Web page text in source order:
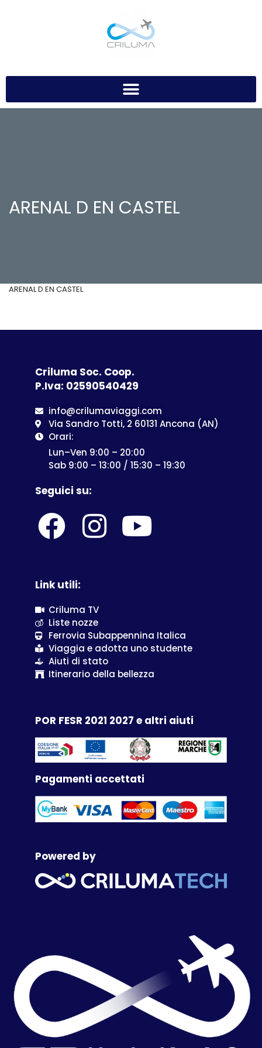
ARENAL D EN CASTEL
ARENAL D EN CASTEL
Criluma Soc. Coop.
P.Iva: 02590540429
info@crilumaviaggi.com
Via Sandro Totti, 2 60131 Ancona (AN)
Orari:
Lun–Ven 9:00 – 20:00
Sab 9:00 – 13:00 / 15:30 – 19:30
Seguici su:
Link utili:
Criluma TV
Liste nozze
Ferrovia Subappennina Italica
Viaggia e adotta uno studente
Aiuti di stato
Itinerario della bellezza
POR FESR 2021 2027 e altri aiuti
Pagamenti accettati
Powered by